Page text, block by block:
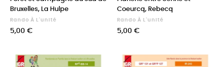
Bruxelles, La Hulpe
Rando À L'unité
Prix
5,00 €
Coeurcq, Rebecq
Rando À L'unité
Prix
5,00 €